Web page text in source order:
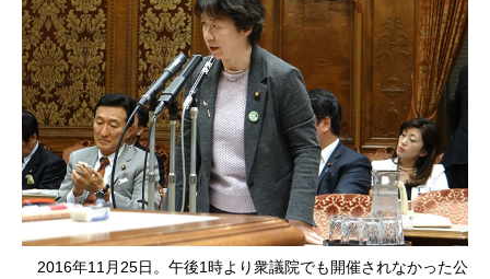
2016年11月25日。午後1時より衆議院でも開催されなかった公